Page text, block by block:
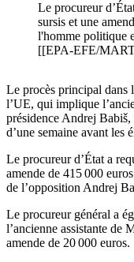
Le procureur
sursis et une
l'homme politique
[[EPA-EFE/
Le procès principal dans
l’UE, qui implique
présidence Andrej
d’une semaine avant les
Le procureur d’État a
amende de 415 000
de l’opposition Andrej
Le procureur général a
l’ancienne assistante de
amende de 20 000 euros.